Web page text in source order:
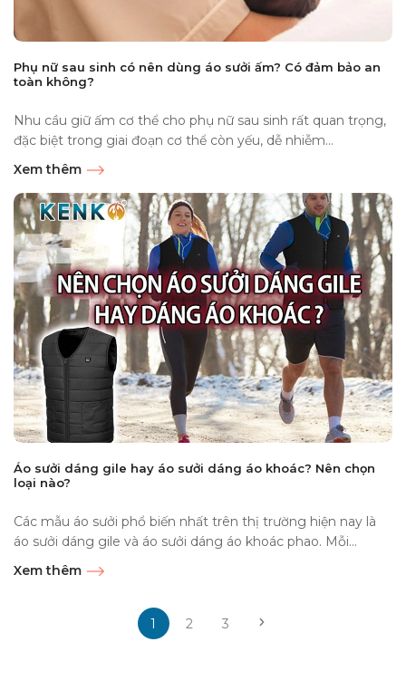
Phụ nữ sau sinh có nên dùng áo sưởi ấm? Có đảm bảo an
toàn không?
Nhu cầu giữ ấm cơ thể cho phụ nữ sau sinh rất quan trọng,
đặc biệt trong giai đoạn cơ thể còn yếu, dễ nhiễm...
Xem thêm
Áo sưởi dáng gile hay áo sưởi dáng áo khoác? Nên chọn
loại nào?
Các mẫu áo sưởi phổ biến nhất trên thị trường hiện nay là
áo sưởi dáng gile và áo sưởi dáng áo khoác phao. Mỗi...
Xem thêm
1 2 3